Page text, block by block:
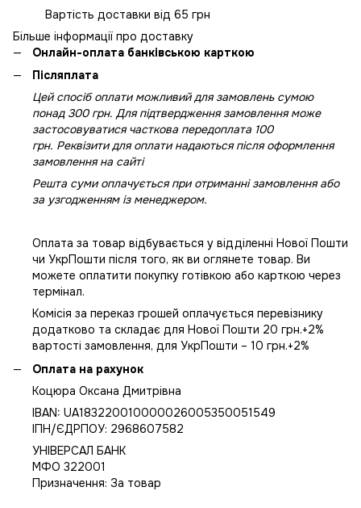
Вартість доставки від 65 грн
Більше інформації про доставку
Онлайн-оплата банківською карткою
Післяплата
Цей спосіб оплати можливий для замовлень сумою
понад 300 грн. Для підтвердження замовлення може
застосовуватися часткова передоплата 100
грн. Реквізити для оплати надаються після оформлення
замовлення на сайті
Решта суми оплачується при отриманні замовлення або
за узгодженням із менеджером.
Оплата за товар відбувається у відділенні Нової Пошти
чи УкрПошти після того, як ви оглянете товар. Ви
можете оплатити покупку готівкою або карткою через
термінал.
Комісія за переказ грошей оплачується перевізнику
додатково та складає для Нової Пошти 20 грн.+2%
вартості замовлення, для УкрПошти – 10 грн.+2%
Оплата на рахунок
Коцюра Оксана Дмитрівна
IBAN: UA183220010000026005350051549
IПН/ЄДРПОУ: 2968607582
УНІВЕРСАЛ БАНК
МФО 322001
Призначення: За товар